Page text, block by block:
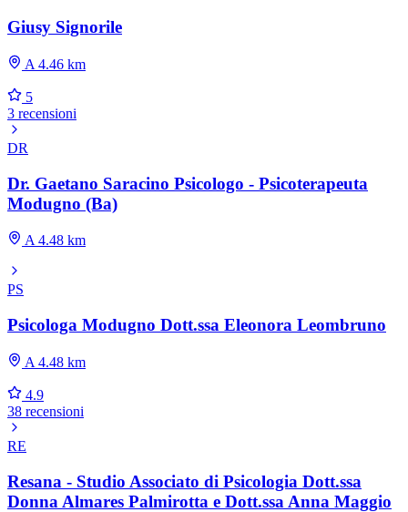
Giusy Signorile
A 4.46 km
5
3 recensioni
DR
Dr. Gaetano Saracino Psicologo - Psicoterapeuta
Modugno (Ba)
A 4.48 km
PS
Psicologa Modugno Dott.ssa Eleonora Leombruno
A 4.48 km
4.9
38 recensioni
RE
Resana - Studio Associato di Psicologia Dott.ssa
Donna Almares Palmirotta e Dott.ssa Anna Maggio